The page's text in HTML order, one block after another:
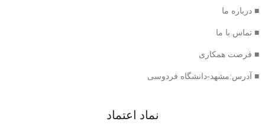
■ درباره ما
■ تماس با ما
■ فرصت همکاری
■ آدرس:مشهد-دانشگاه فردوسی
نماد اعتماد